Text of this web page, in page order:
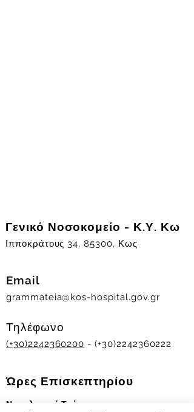
Γενικό Νοσοκομείο - Κ.Υ. Κω
Ιπποκράτους 34, 85300, Κως
Email
grammateia@kos-hospital.gov.gr
Τηλέφωνο
(+30)2242360200 - (+30)2242360222
Ώρες Επισκεπτηρίου
Νοσηλευτικά Τμήματα